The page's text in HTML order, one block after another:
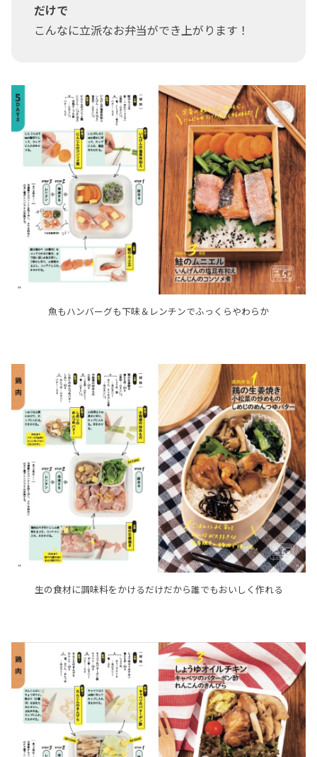
だけで
こんなに立派なお弁当ができ上がります！
魚もハンバーグも下味＆レンチンでふっくらやわらか
生の食材に調味料をかけるだけだから誰でもおいしく作れる